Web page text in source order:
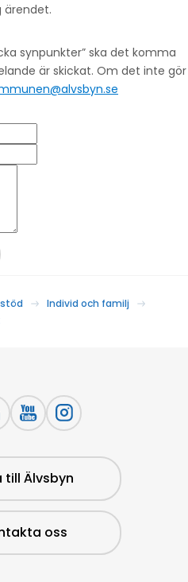
ärendet.
synpunkter” ska det komma
är skickat. Om det inte gör
Individ och familj
till Älvsbyn
oss